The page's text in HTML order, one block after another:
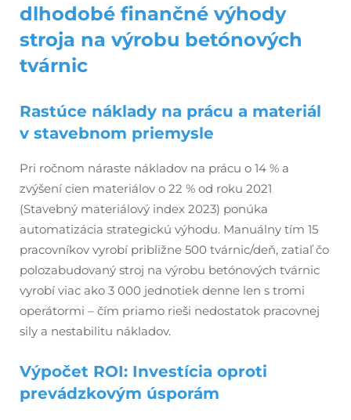
dlhodobé finančné výhody
stroja na výrobu betónových
tvárnic
Rastúce náklady na prácu a materiál
v stavebnom priemysle
Pri ročnom náraste nákladov na prácu o 14 % a
zvýšení cien materiálov o 22 % od roku 2021
(Stavebný materiálový index 2023) ponúka
automatizácia strategickú výhodu. Manuálny tím 15
pracovníkov vyrobí približne 500 tvárnic/deň, zatiaľ čo
polozabudovaný stroj na výrobu betónových tvárnic
vyrobí viac ako 3 000 jednotiek denne len s tromi
operátormi – čím priamo rieši nedostatok pracovnej
sily a nestabilitu nákladov.
Výpočet ROI: Investícia oproti
prevádzkovým úsporám